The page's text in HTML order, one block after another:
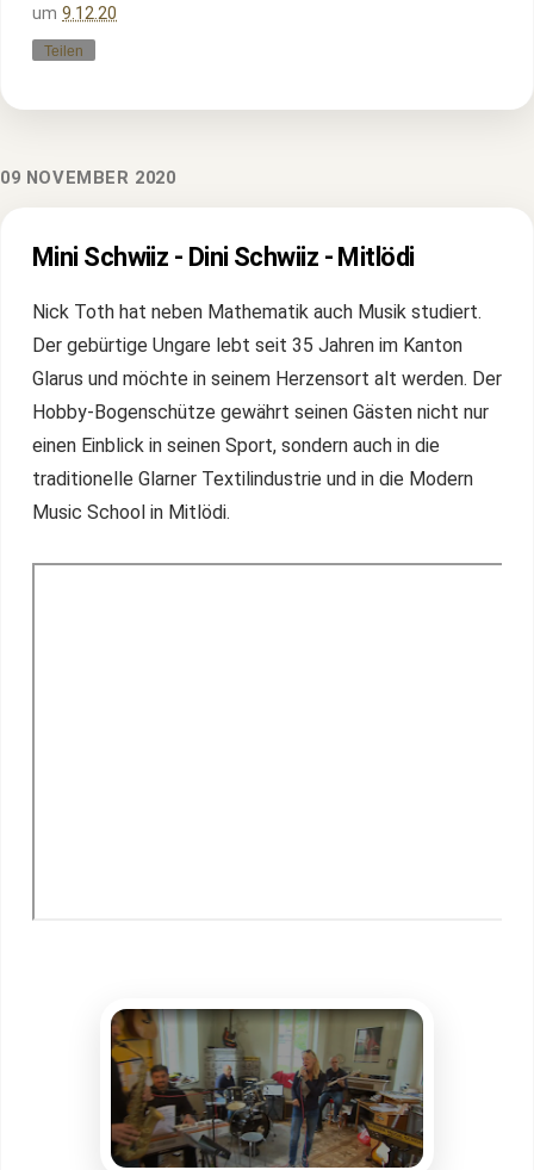
um 9.12.20
Teilen
09 NOVEMBER 2020
Mini Schwiiz - Dini Schwiiz - Mitlödi
Nick Toth hat neben Mathematik auch Musik studiert.
Der gebürtige Ungare lebt seit 35 Jahren im Kanton
Glarus und möchte in seinem Herzensort alt werden. Der
Hobby-Bogenschütze gewährt seinen Gästen nicht nur
einen Einblick in seinen Sport, sondern auch in die
traditionelle Glarner Textilindustrie und in die Modern
Music School in Mitlödi.